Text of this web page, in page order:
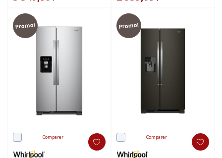
Promo!
Comparer
Promo!
Comparer